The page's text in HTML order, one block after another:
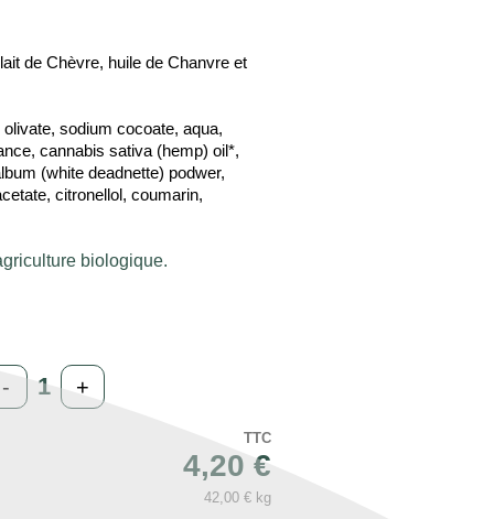
de Chèvre, huile de Chanvre et
sodium cocoate, aqua,
cannabis sativa (hemp) oil*,
(white deadnette) podwer,
citronellol, coumarin,
biologique.
- +
TTC
4,20 €
42,00 € kg